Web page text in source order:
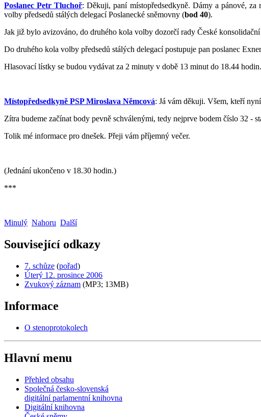
Poslanec Petr Tluchoř: Děkuji, paní místopředsedkyně. Dámy a pánové,
volby předsedů stálých delegací Poslanecké sněmovny (bod 40).
Jak již bylo avizováno, do druhého kola volby dozorčí rady České
Do druhého kola volby předsedů stálých delegací postupuje pan poslanec
Hlasovací lístky se budou vydávat za 2 minuty v době 13 minut do 18.44
Místopředsedkyně PSP Miroslava Němcová: Já vám děkuji. Všem, kteří
Zítra budeme začínat body pevně schválenými, tedy nejprve bodem číslo 32 -
Tolik mé informace pro dnešek. Přeji vám příjemný večer.
(Jednání ukončeno v 18.30 hodin.)
***
Minulý Nahoru Další
Související odkazy
7. schůze (pořad)
Úterý 12. prosince 2006
Zvukový záznam (MP3; 13MB)
Informace
O stenoprotokolech
Hlavní menu
Přehled obsahu
Společná česko-slovenská
digitální parlamentní knihovna
Digitální knihovna